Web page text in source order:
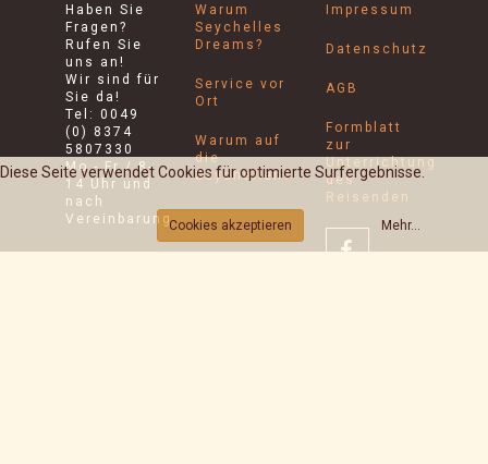
Haben Sie
Fragen?
Rufen Sie
uns an!
Wir sind für
Sie da!
Tel: 0049
(0) 8374
5807330
Mo - Fr / 8-
14 Uhr und
nach
Vereinbarung
Warum
Seychelles
Dreams?
Service vor
Ort
Warum auf
die
Seychellen?
Impressum
Datenschutz
AGB
Formblatt
zur
Unterrichtung
des
Reisenden
Diese Seite verwendet Cookies für optimierte Surfergebnisse.
Cookies akzeptieren Mehr...